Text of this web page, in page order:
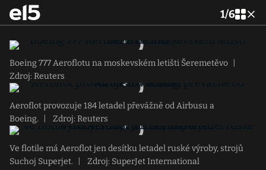
1/6
Boeing 777 Aeroflotu na moskevském letišti Šeremetěvo
Zdroj: Reuters
Aeroflot provozuje 184 letadel převážně od Airbusu a
Boeing.
Zdroj: Reuters
Ve flotile má Aeroflot jen desítku letadel ruské výroby, strojů
Suchoj Superjet.
Zdroj: SuperJet International